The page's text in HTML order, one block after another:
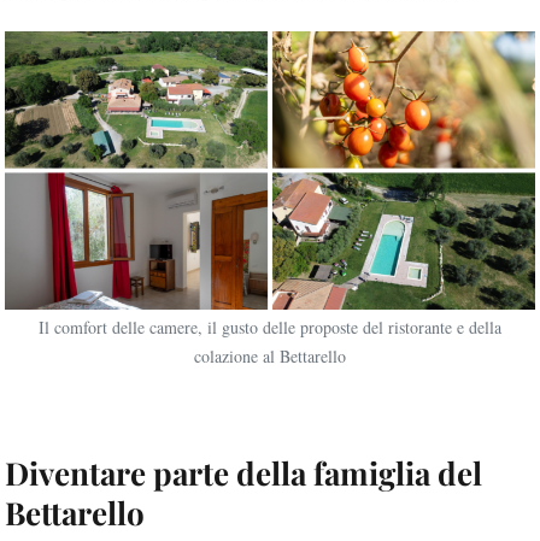
Il comfort delle camere, il gusto delle proposte del ristorante e della
colazione al Bettarello
Diventare parte della famiglia del
Bettarello